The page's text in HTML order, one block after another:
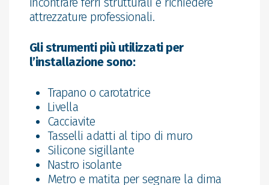
attrezzature professionali.
Gli strumenti più utilizzati per
l’installazione sono:
Trapano o carotatrice
Livella
Cacciavite
Tasselli adatti al tipo di muro
Silicone sigillante
Nastro isolante
Metro e matita per segnare la dima